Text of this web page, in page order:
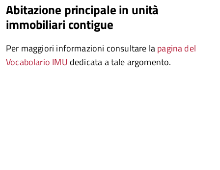
Abitazione principale in unità
immobiliari contigue
Per maggiori informazioni consultare lapagina del
Vocabolario IMU dedicata a tale argomento.